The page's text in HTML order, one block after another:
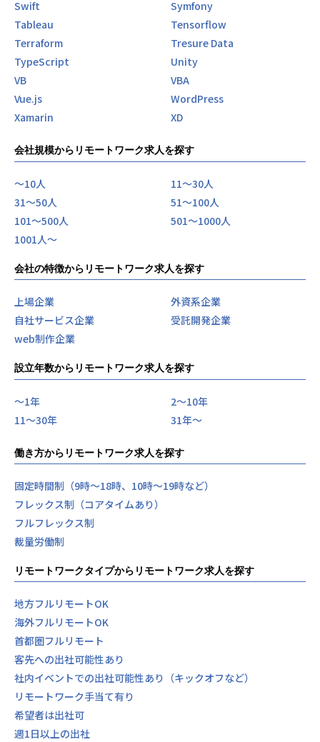
Swift
Symfony
Tableau
Tensorflow
Terraform
Tresure Data
TypeScript
Unity
VB
VBA
Vue.js
WordPress
Xamarin
XD
会社規模からリモートワーク求人を探す
〜10人
11〜30人
31〜50人
51〜100人
101〜500人
501〜1000人
1001人〜
会社の特徴からリモートワーク求人を探す
上場企業
外資系企業
自社サービス企業
受託開発企業
web制作企業
設立年数からリモートワーク求人を探す
〜1年
2〜10年
11〜30年
31年〜
働き方からリモートワーク求人を探す
固定時間制（9時～18時、10時～19時など）
フレックス制（コアタイムあり）
フルフレックス制
裁量労働制
リモートワークタイプからリモートワーク求人を探す
地方フルリモートOK
海外フルリモートOK
首都圏フルリモート
客先への出社可能性あり
社内イベントでの出社可能性あり（キックオフなど）
リモートワーク手当て有り
希望者は出社可
週1日以上の出社